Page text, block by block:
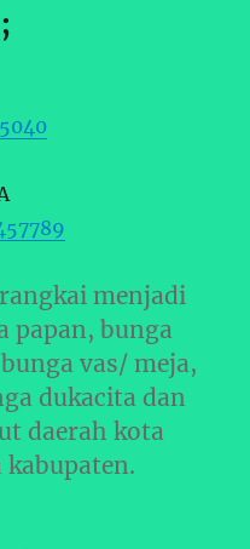
menjadi
papan, bunga
vas/ meja,
dukacita dan
daerah kota